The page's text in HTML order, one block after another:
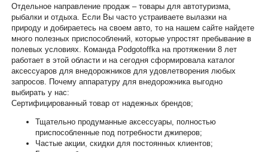
Отдельное направление продаж – товары для автотуризма,
рыбалки и отдыха. Если Вы часто устраиваете вылазки на
природу и добираетесь на своем авто, то на нашем сайте найдете
много полезных приспособлений, которые упростят пребывание в
полевых условиях. Команда Podgotoffka на протяжении 8 лет
работает в этой области и на сегодня сформировала каталог
аксессуаров для внедорожников для удовлетворения любых
запросов. Почему аппаратуру для внедорожника выгодно
выбирать у нас:
Сертифицированный товар от надежных брендов;
Тщательно продуманные аксессуары, полностью
приспособленные под потребности джиперов;
Частые акции, скидки для постоянных клиентов;